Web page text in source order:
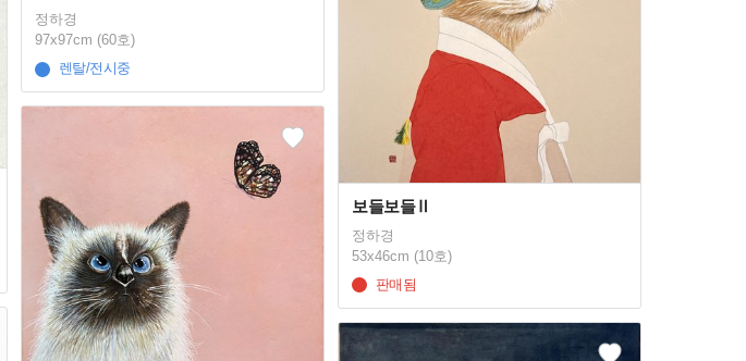
정하경
97x97cm (60호)
렌탈/전시중
보들보들Ⅱ
정하경
53x46cm (10호)
판매됨